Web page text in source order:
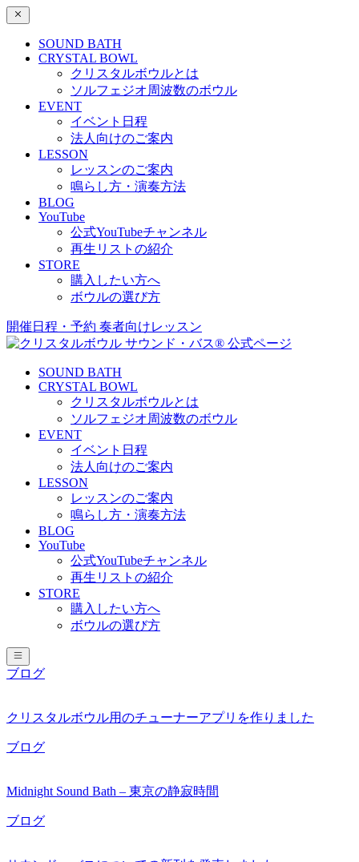
SOUND BATH
CRYSTAL BOWL
クリスタルボウルとは
ソルフェジオ周波数のボウル
EVENT
イベント日程
法人向けのご案内
LESSON
レッスンのご案内
鳴らし方・演奏方法
BLOG
YouTube
公式YouTubeチャンネル
再生リストの紹介
STORE
購入したい方へ
ボウルの選び方
開催日程・予約 奏者向けレッスン
SOUND BATH
CRYSTAL BOWL
クリスタルボウルとは
ソルフェジオ周波数のボウル
EVENT
イベント日程
法人向けのご案内
LESSON
レッスンのご案内
鳴らし方・演奏方法
BLOG
YouTube
公式YouTubeチャンネル
再生リストの紹介
STORE
購入したい方へ
ボウルの選び方
ブログ
クリスタルボウル用のチューナーアプリを作りました
ブログ
Midnight Sound Bath – 東京の静寂時間
ブログ